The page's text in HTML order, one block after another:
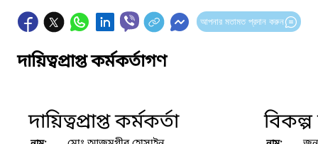
আপনার মতামত প্রদান করুন
দায়িত্বপ্রাপ্ত কর্মকর্তাগণ
দায়িত্বপ্রাপ্ত কর্মকর্তা বিকল্প